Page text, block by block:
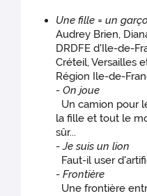
Une fille = un
Audrey Brien,
DRDFE d'Ile-de-
Créteil, Versailles
Région Ile-de-
-On joue
Un camion pour
la fille et tout le
sûr...
-Je suis un lion
Faut-il user
-Frontière
Une frontière